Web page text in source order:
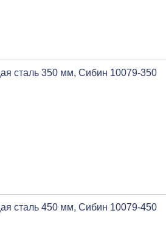
сталь 350 мм, Сибин 10079-350
сталь 450 мм, Сибин 10079-450